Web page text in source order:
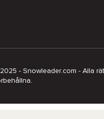
- Snowleader.com - Alla